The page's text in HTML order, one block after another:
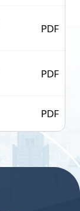
PDF
PDF
PDF